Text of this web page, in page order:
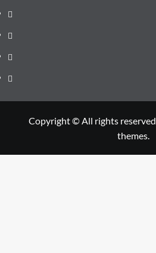
About
Us
Contact
Us
Privacy
Policy
Disclaimer
Copyright © All rights reserved.
themes.